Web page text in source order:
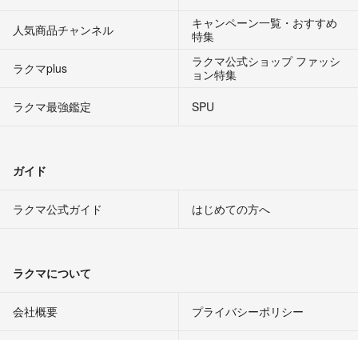
人気商品チャンネル
キャンペーン一覧・おすすめ
特集
ラクマplus
ラクマ公式ショップ ファッシ
ョン特集
ラクマ最強鑑定
SPU
ガイド
ラクマ公式ガイド はじめての方へ
ラクマについて
会社概要 プライバシーポリシー